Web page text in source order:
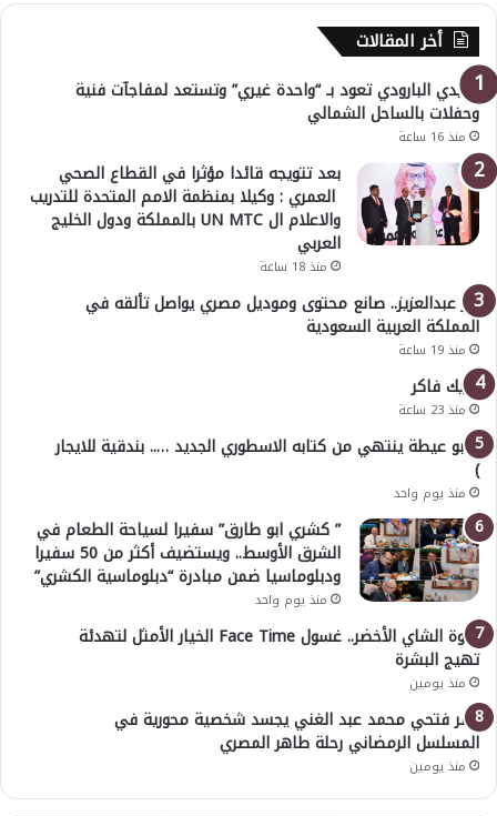
أخر المقالات
هايدي البارودي تعود بـ “واحدة غيري” وتستعد لمفاجآت فنية
وحفلات بالساحل الشمالي
منذ 16 ساعة
بعد تتويجه قائدا مؤثرا في القطاع الصحي
العمري : وكيلا بمنظمة الامم المتحدة للتدريب
والاعلام ال UN MTC بالمملكة ودول الخليج
العربي
منذ 18 ساعة
بدر عبدالعزيز.. صانع محتوى وموديل مصري يواصل تألقه في
المملكة العربية السعودية
منذ 19 ساعة
خليك فاكر
منذ 23 ساعة
( أبو عيطة ينتهي من كتابه الاسطوري الجديد ….. بندقية للايجار
)
منذ يوم واحد
” كشري ابو طارق” سفيرا لسياحة الطعام في
الشرق الأوسط.. ويستضيف أكثر من 50 سفيرا
ودبلوماسيا ضمن مبادرة “دبلوماسية الكشري”
منذ يوم واحد
قوة الشاي الأخضر.. غسول Face Time الخيار الأمثل لتهدئة
تهيج البشرة
منذ يومين
عمر فتحي محمد عبد الغني يجسد شخصية محورية في
المسلسل الرمضاني رحلة طاهر المصري
منذ يومين